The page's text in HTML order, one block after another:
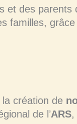
et des
familles,
création de
de l’ARS,